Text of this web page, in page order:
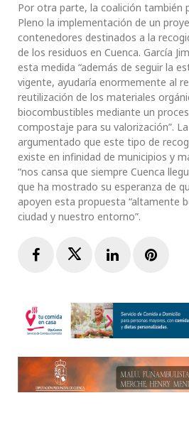
Por otra parte, la coalición también
Pleno la implementación de un
contenedores destinados a la
de los residuos en Cuenca. García
esta medida “además de seguir la
vigente, ayudaría enormemente al
reutilización de los materiales
biocombustibles mediante un
compostaje para su valorización”.
argumentado que este tipo de
existe en infinidad de municipios y
“nos cansa que siempre Cuenca
que ha mostrado su esperanza de
apoyen esta propuesta “altamente
ciudad y nuestro entorno”.
FacebookTwitterLinkedIn